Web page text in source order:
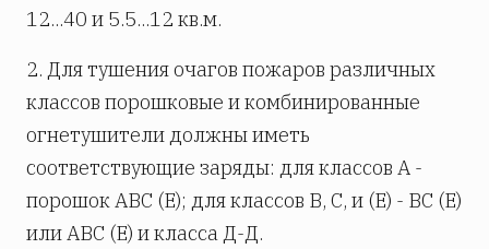
12...40 и 5.5...12 кв.м.
2. Для тушения очагов пожаров различных
классов порошковые и комбинированные
огнетушители должны иметь
соответствующие заряды: для классов А -
порошок АВС (Е); для классов В, С, и (Е) - ВС (Е)
или АВС (Е) и класса Д-Д.